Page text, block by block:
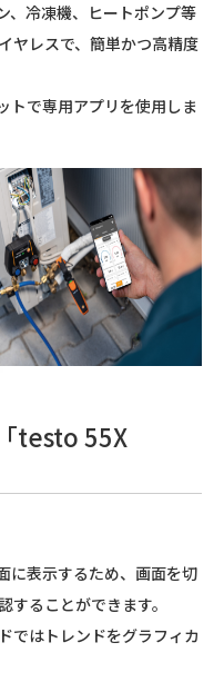
、冷凍機、ヒートポンプ等
ヤレスで、簡単かつ高精度
トで専用アプリを使用しま
testo 55X
に表示するため、画面を切
することができます。
ではトレンドをグラフィカ